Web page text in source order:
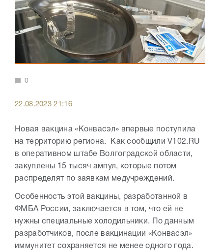
0
22.08.2023 21:16
Новая вакцина «Конвасэл» впервые поступила
на территорию региона. Как сообщили V102.RU
в оперативном штабе Волгоградской области,
закуплены 15 тысяч ампул, которые потом
распределят по заявкам медучреждений.
Особенность этой вакцины, разработанной в
ФМБА России, заключается в том, что ей не
нужны специальные холодильники. По данным
разработчиков, после вакцинации «Конвасэл»
иммунитет сохраняется не менее одного года.